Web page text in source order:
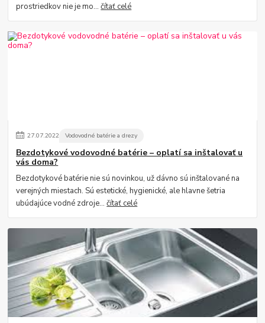
prostriedkov nie je mo...čítať celé
27.07.2022 Vodovodné batérie a drezy
Bezdotykové vodovodné batérie – oplatí sa inštalovať u
vás doma?
Bezdotykové batérie nie sú novinkou, už dávno sú inštalované na
verejných miestach. Sú estetické, hygienické, ale hlavne šetria
ubúdajúce vodné zdroje...čítať celé